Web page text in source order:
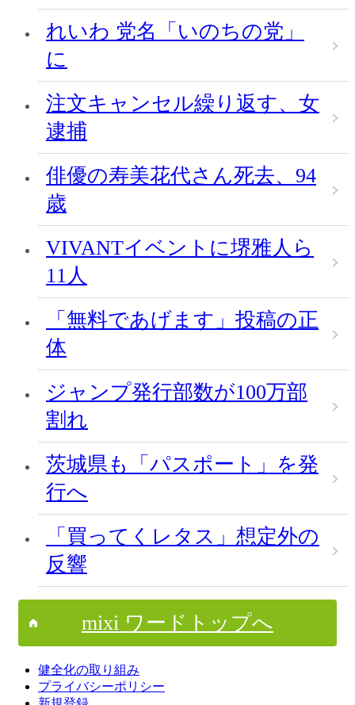
れいわ 党名「いのちの党」
に
注文キャンセル繰り返す、女
逮捕
俳優の寿美花代さん死去、94
歳
VIVANTイベントに堺雅人ら
11人
「無料であげます」投稿の正
体
ジャンプ発行部数が100万部
割れ
茨城県も「パスポート」を発
行へ
「買ってくレタス」想定外の
反響
mixi ワードトップへ
健全化の取り組み
プライバシーポリシー